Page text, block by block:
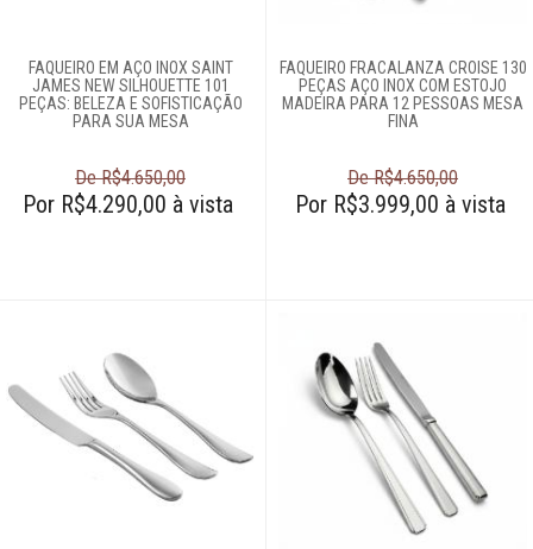
FAQUEIRO EM AÇO INOX SAINT
JAMES NEW SILHOUETTE 101
PEÇAS: BELEZA E SOFISTICAÇÃO
PARA SUA MESA
De R$4.650,00
Por R$4.290,00 à vista
FAQUEIRO FRACALANZA CROISE 130
PEÇAS AÇO INOX COM ESTOJO
MADEIRA PARA 12 PESSOAS MESA
FINA
De R$4.650,00
Por R$3.999,00 à vista